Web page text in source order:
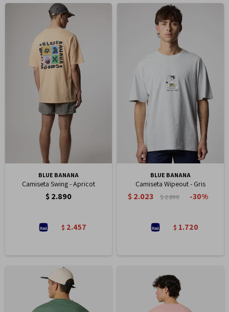
BLUE BANANA
Camiseta Swing - Apricot
$2.890
$ 2.457
BLUE BANANA
Camiseta Wipeout - Gris
$2.023 $2.890 30
$ 1.720